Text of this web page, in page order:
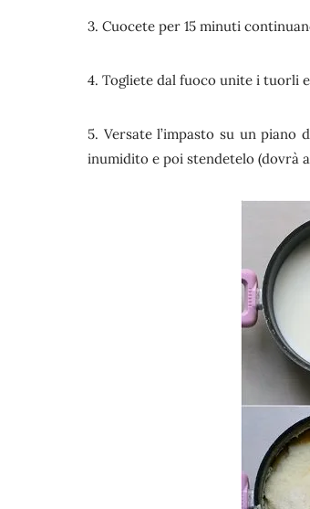
3. Cuocete per 15 minuti
4. Togliete dal fuoco unite i tuorli
5. Versate l’impasto su un
inumidito e poi stendetelo (dovrà